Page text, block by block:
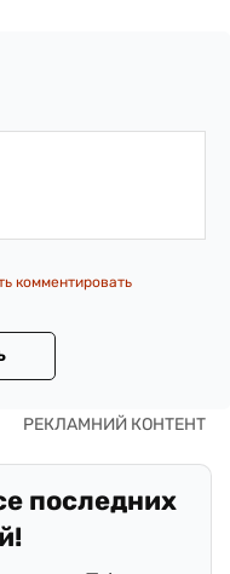
комментировать
последних